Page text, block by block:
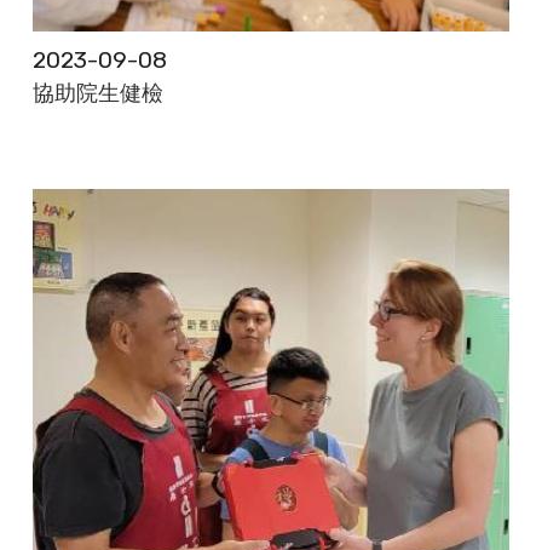
2023-09-08
協助院生健檢